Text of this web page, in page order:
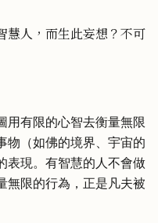
慧人，而生此妄想？不可
用有限的心智去衡量無限
物（如佛的境界、宇宙的
表現。有智慧的人不會做
無限的行為，正是凡夫被